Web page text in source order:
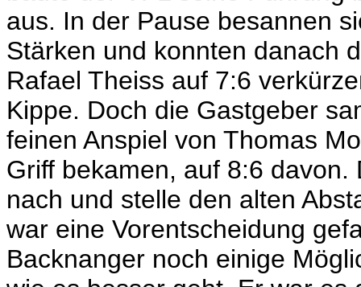
aus. In der Pause besannen
Stärken und konnten danach
Rafael Theiss auf 7:6
Kippe. Doch die Gastgeber
feinen Anspiel von Thomas
Griff bekamen, auf 8:6
nach und stelle den alten
war eine Vorentscheidung
Backnanger noch einige